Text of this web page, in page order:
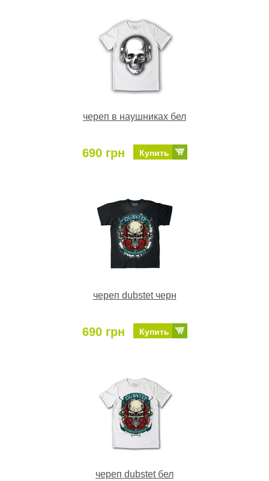
череп в наушниках бел
690 грн Купить
череп dubstet черн
690 грн Купить
череп dubstet бел